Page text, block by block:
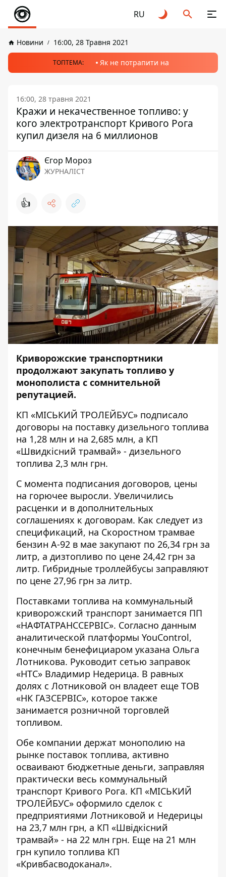
RU
Новини 16:00, 28 Травня 2021
ТОПТЕМА: Як не потрапити на
16:00, 28 травня 2021
Кражи и некачественное топливо: у
кого электротранспорт Кривого Рога
купил дизеля на 6 миллионов
Єгор Мороз
ЖУРНАЛІСТ
👍
Криворожские транспортники
продолжают закупать топливо у
монополиста с сомнительной
репутацией.
КП «МІСЬКИЙ ТРОЛЕЙБУС» подписало
договоры на поставку дизельного топлива
на 1,28 млн и на 2,685 млн, а КП
«Швидкісний трамвай» - дизельного
топлива 2,3 млн грн.
С момента подписания договоров, цены
на горючее выросли. Увеличились
расценки и в дополнительных
соглашениях к договорам. Как следует из
спецификаций, на Скоростном трамвае
бензин А-92 в мае закупают по 26,34 грн за
литр, а дизтопливо по цене 24,42 грн за
литр. Гибридные троллейбусы заправляют
по цене 27,96 грн за литр.
Поставками топлива на коммунальный
криворожский транспорт занимается ПП
«НАФТАТРАНССЕРВІС». Согласно данным
аналитической платформы YouControl,
конечным бенефициаром указана Ольга
Лотникова. Руководит сетью заправок
«НТС» Владимир Недерица. В равных
долях с Лотниковой он владеет еще ТОВ
«НК ГАЗСЕРВІС», которое также
занимается розничной торговлей
топливом.
Обе компании держат монополию на
рынке поставок топлива, активно
осваивают бюджетные деньги, заправляя
практически весь коммунальный
транспорт Кривого Рога. КП «МІСЬКИЙ
ТРОЛЕЙБУС» оформило сделок с
предприятиями Лотниковой и Недерицы
на 23,7 млн грн, а КП «Швідкісний
трамвай» - на 22 млн грн. Еще на 21 млн
грн купило топлива КП
«Кривбасводоканал».